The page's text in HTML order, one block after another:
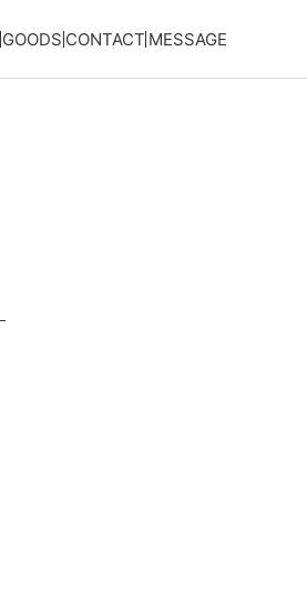
GOODS CONTACT MESSAGE